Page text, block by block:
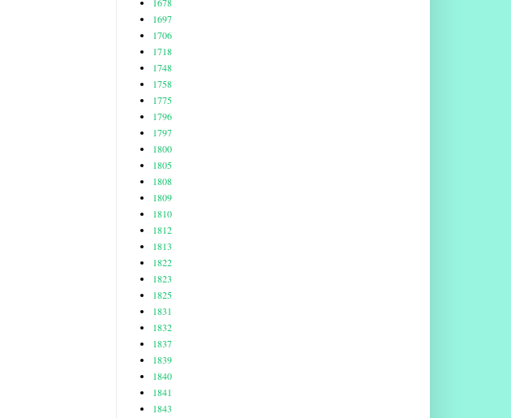
1697
1706
1718
1748
1758
1775
1796
1797
1800
1805
1808
1809
1810
1812
1813
1822
1823
1825
1831
1832
1837
1839
1840
1841
1843